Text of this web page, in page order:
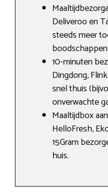
Deliveroo en
steeds meer
boodschappen.
10-minuten
Dingdong,
snel thuis
onverwachte
Maaltijdbox
HelloFresh,
15Gram
huis.